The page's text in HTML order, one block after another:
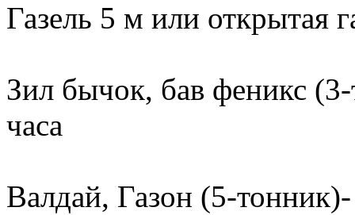
Газель 5 м или открытая
Зил бычок, бав феникс
часа
Валдай, Газон (5-